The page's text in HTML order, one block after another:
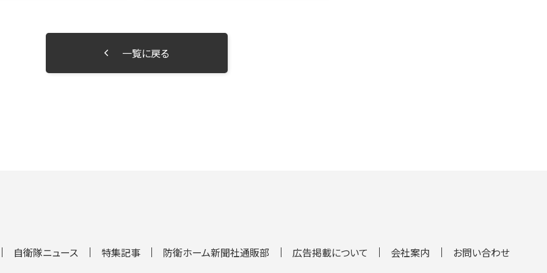
一覧に戻る
自衛隊ニュース 特集記事 防衛ホーム新聞社通販部 広告掲載について 会社案内 お問い合わせ